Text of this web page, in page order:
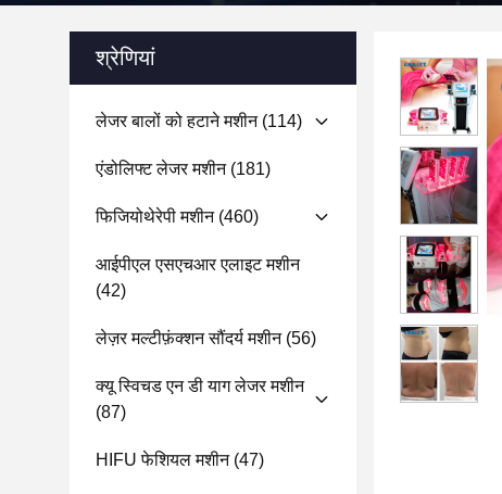
श्रेणियां
लेजर बालों को हटाने मशीन(114)
एंडोलिफ्ट लेजर मशीन(181)
फिजियोथेरेपी मशीन(460)
आईपीएल एसएचआर एलाइट मशीन
(42)
लेज़र मल्टीफ़ंक्शन सौंदर्य मशीन(56)
क्यू स्विचड एन डी याग लेजर मशीन
(87)
HIFU फेशियल मशीन(47)